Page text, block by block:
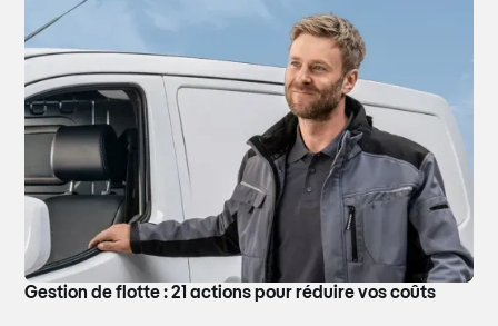
Gestion de flotte : 21 actions pour réduire vos coûts